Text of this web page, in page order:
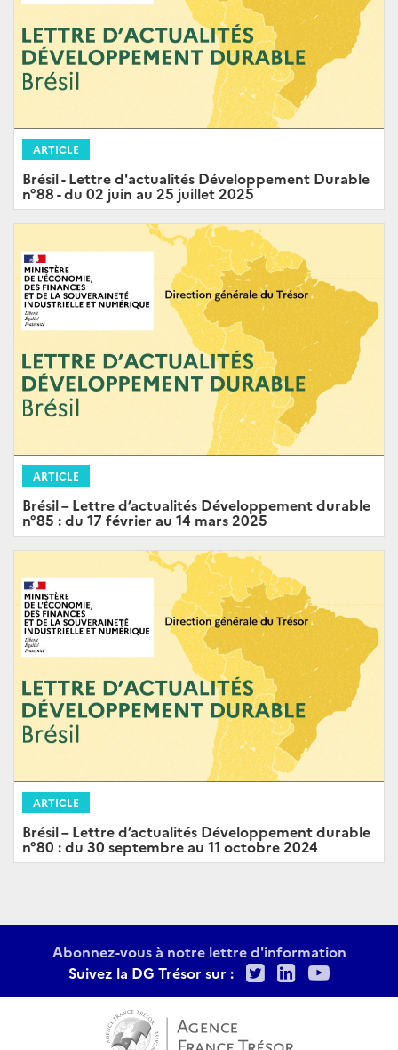
ARTICLE
Brésil - Lettre d'actualités Développement Durable
n°88 - du 02 juin au 25 juillet 2025
ARTICLE
Brésil – Lettre d’actualités Développement durable
n°85 : du 17 février au 14 mars 2025
ARTICLE
Brésil – Lettre d’actualités Développement durable
n°80 : du 30 septembre au 11 octobre 2024
Abonnez-vous à notre lettre d'information
Suivez la DG Trésor sur :
TwitterLinkedIn